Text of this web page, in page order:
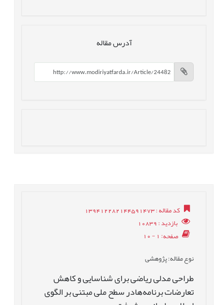
آدرس مقاله
کد مقاله: 139412282144591473
بازدید: 10839
صفحه: 1 - 10
نوع مقاله: پژوهشی
طراحی مدلی ریاضی برای شناسایی و کاهش
تعارضات برنامه‌هادر سطح ملی مبتنی بر الگوی